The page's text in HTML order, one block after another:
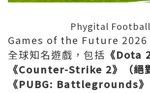
Phygital Football
Games of the Future 2026
全球知名遊戲，包括 《Dota
《Counter-Strike 2》（絕
《PUBG: Battlegrounds